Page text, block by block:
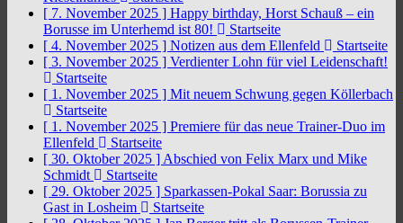
[ 7. November 2025 ] Happy birthday, Horst Schauß – ein
Borusse im Unterhemd ist 80!
Startseite
[ 4. November 2025 ] Notizen aus dem Ellenfeld
Startseite
[ 3. November 2025 ] Verdienter Lohn für viel Leidenschaft!
Startseite
[ 1. November 2025 ] Mit neuem Schwung gegen Köllerbach
Startseite
[ 1. November 2025 ] Premiere für das neue Trainer-Duo im
Ellenfeld
Startseite
[ 30. Oktober 2025 ] Abschied von Felix Marx und Mike
Schmidt
Startseite
[ 29. Oktober 2025 ] Sparkassen-Pokal Saar: Borussia zu
Gast in Losheim
Startseite